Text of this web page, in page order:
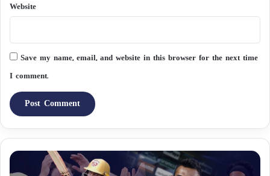
Website
Save my name, email, and website in this browser for the next time
I comment.